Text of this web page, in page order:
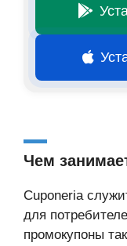
Чем
Cuponeria
для
промокупоны